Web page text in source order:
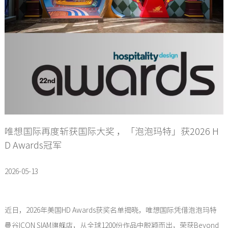
唯想国际再度斩获国际大奖 ，「泡泡玛特」获2026 H
D Awards冠军
2026-05-13
近日，2026年美国HD Awards获奖名单揭晓，唯想国际凭借泡泡玛特
曼谷ICON SIAM旗舰店，从全球1200份作品中脱颖而出，荣获Beyond